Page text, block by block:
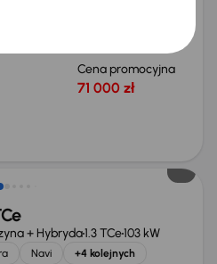
Cena promocyjna
71 000 zł
+ Hybryda1.3 TCe103 kW
Navi +4 kolejnych